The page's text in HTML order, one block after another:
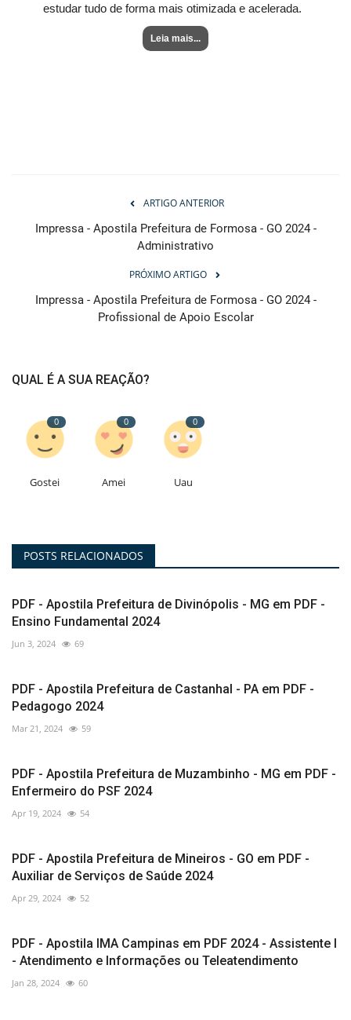
estudar tudo de forma mais otimizada e acelerada.
Leia mais...
ARTIGO ANTERIOR
Impressa - Apostila Prefeitura de Formosa - GO 2024 -
Administrativo
PRÓXIMO ARTIGO
Impressa - Apostila Prefeitura de Formosa - GO 2024 -
Profissional de Apoio Escolar
QUAL É A SUA REAÇÃO?
0
Gostei
0
Amei
0
Uau
POSTS RELACIONADOS
PDF - Apostila Prefeitura de Divinópolis - MG em PDF -
Ensino Fundamental 2024
Jun 3, 2024 69
PDF - Apostila Prefeitura de Castanhal - PA em PDF -
Pedagogo 2024
Mar 21, 2024 59
PDF - Apostila Prefeitura de Muzambinho - MG em PDF -
Enfermeiro do PSF 2024
Apr 19, 2024 54
PDF - Apostila Prefeitura de Mineiros - GO em PDF -
Auxiliar de Serviços de Saúde 2024
Apr 29, 2024 52
PDF - Apostila IMA Campinas em PDF 2024 - Assistente I
- Atendimento e Informações ou Teleatendimento
Jan 28, 2024 60